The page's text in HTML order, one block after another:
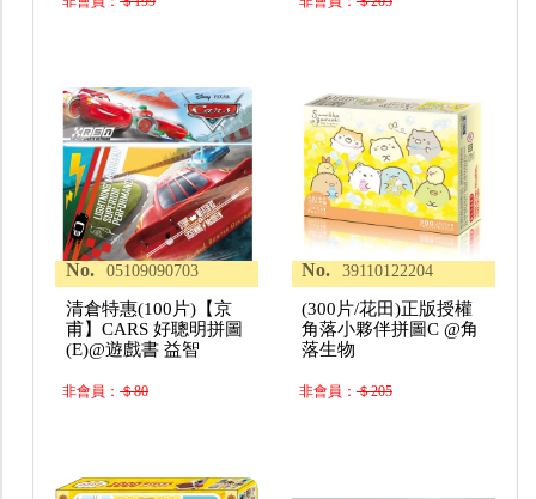
No. 05109090703
清倉特惠(100片)【京
甫】CARS 好聰明拼圖
(E)@遊戲書 益智
非會員：＄80
No. 39110122204
(300片/花田)正版授權
角落小夥伴拼圖C @角
落生物
非會員：＄205